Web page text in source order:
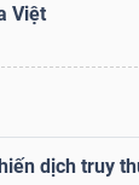
Việt
dịch truy